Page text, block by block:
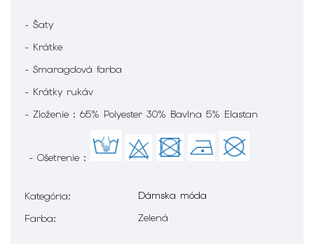
- Šaty
- Krátke
- Smaragdová farba
- Krátky rukáv
- Zloženie : 65% Polyester 30% Bavlna 5% Elastan
- Ošetrenie :
Kategória:
Dámska móda
Farba: Zelená